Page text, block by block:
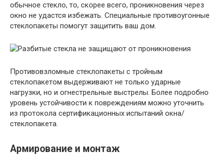
обычное стекло, то, скорее всего, проникновения через
окно не удастся избежать. Специальные противоугонные
стеклопакеты помогут защитить ваш дом.
Противовзломные стеклопакеты с тройным
стеклопакетом выдерживают не только ударные
нагрузки, но и огнестрельные выстрелы. Более подробно
уровень устойчивости к повреждениям можно уточнить
из протокола сертификационных испытаний окна/
стеклопакета.
Армирование и монтаж